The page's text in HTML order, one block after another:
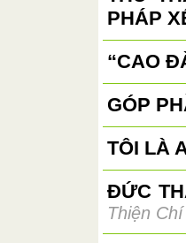
PHÁP
“CAO
GÓP
TÔI LÀ
ĐỨC
Thiện Chí